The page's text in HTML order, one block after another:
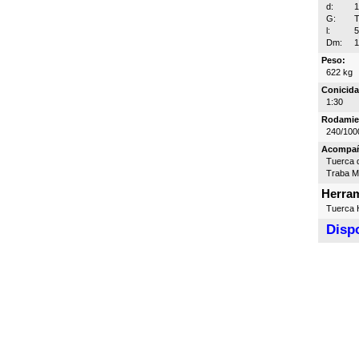
d:
G:
l:
Dm:
Peso:
622 kg
1:30
240/
Tuerca
Traba
Tuerca